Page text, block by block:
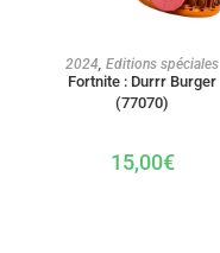
AJOUTER AU PANIER
2024, Editions spéciales
Fortnite : Durrr Burger
(77070)
15,00€